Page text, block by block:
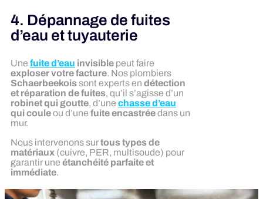
4. Dépannage de fuites
d’eau et tuyauterie
Une fuite d’eau invisible peut faire
exploser votre facture. Nos plombiers
Schaerbeekoissont experts en détection
et réparation de fuites, qu’il s’agisse d’un
robinet qui goutte, d’une chasse d’eau
qui couleou d’une fuite encastréedans un
mur.
Nous intervenons surtous types de
matériaux (cuivre, PER, multisoude) pour
garantir une étanchéité parfaite et
immédiate.